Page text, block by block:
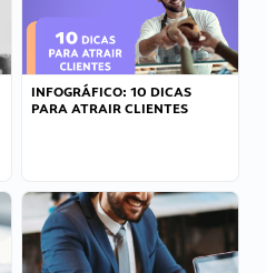
INFOGRÁFICO: 10 DICAS
PARA ATRAIR CLIENTES